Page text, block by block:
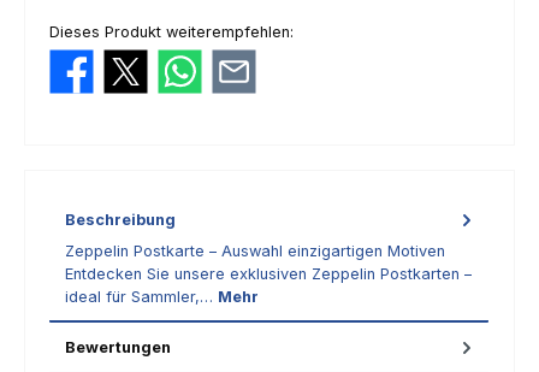
Dieses Produkt weiterempfehlen:
Beschreibung
Zeppelin Postkarte – Auswahl einzigartigen Motiven
Entdecken Sie unsere exklusiven Zeppelin Postkarten –
ideal für Sammler,… Mehr
Bewertungen